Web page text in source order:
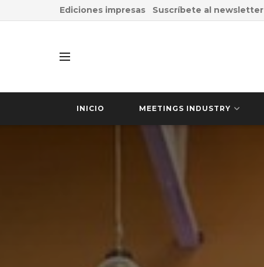
Ediciones impresas Suscríbete al newsletter
INICIO MEETINGS INDUSTRY